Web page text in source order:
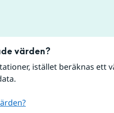
värden?
istället beräknas ett